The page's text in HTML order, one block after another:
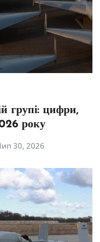
групі: цифри,
року
30, 2026